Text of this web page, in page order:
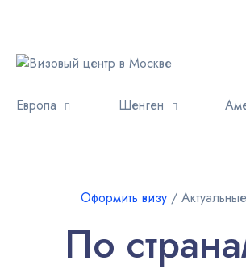
Европа Шенген
Оформить визу ∕
По